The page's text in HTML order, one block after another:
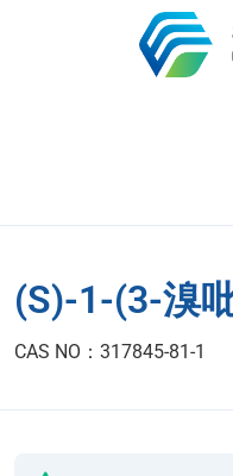
(S)-1-(3-溴
CAS NO：317845-81-1